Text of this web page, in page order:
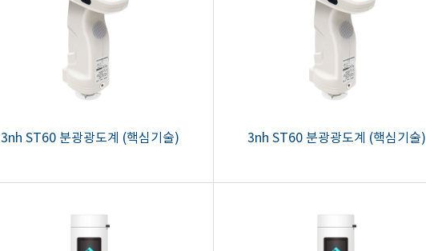
3nh ST60 분광광도계 (핵심기술) 3nh ST60 분광광도계 (핵심기술)